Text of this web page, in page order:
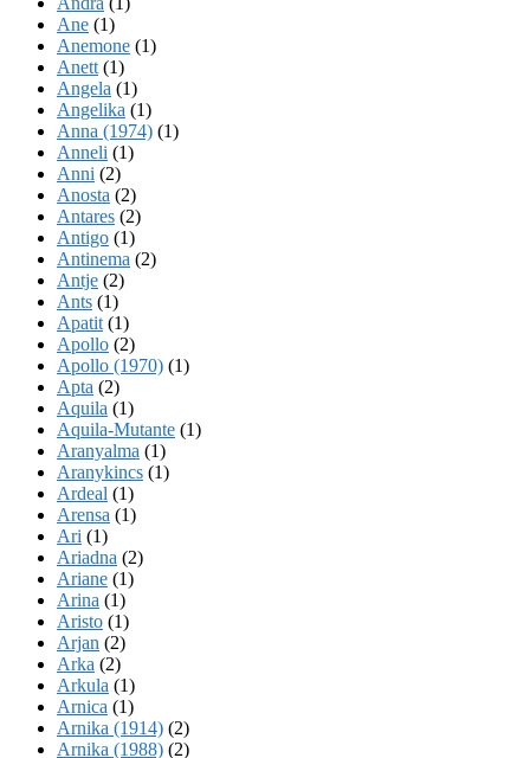
Ane (1)
Anemone (1)
Anett (1)
Angela (1)
Angelika (1)
Anna (1974) (1)
Anneli (1)
Anni (2)
Anosta (2)
Antares (2)
Antigo (1)
Antinema (2)
Antje (2)
Ants (1)
Apatit (1)
Apollo (2)
Apollo (1970) (1)
Apta (2)
Aquila (1)
Aquila-Mutante (1)
Aranyalma (1)
Aranykincs (1)
Ardeal (1)
Arensa (1)
Ari (1)
Ariadna (2)
Ariane (1)
Arina (1)
Aristo (1)
Arjan (2)
Arka (2)
Arkula (1)
Arnica (1)
Arnika (1914) (2)
Arnika (1988) (2)